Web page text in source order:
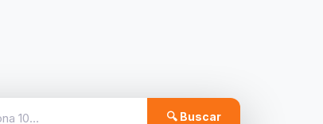
🔍 Buscar